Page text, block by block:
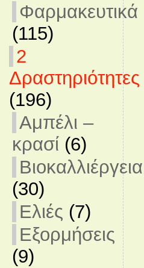
Φαρμακευτικά
(115)
2
Δραστηριότητες
(196)
Αμπέλι –
κρασί (6)
Βιοκαλλιέργεια
(30)
Ελιές (7)
Εξορμήσεις
(9)